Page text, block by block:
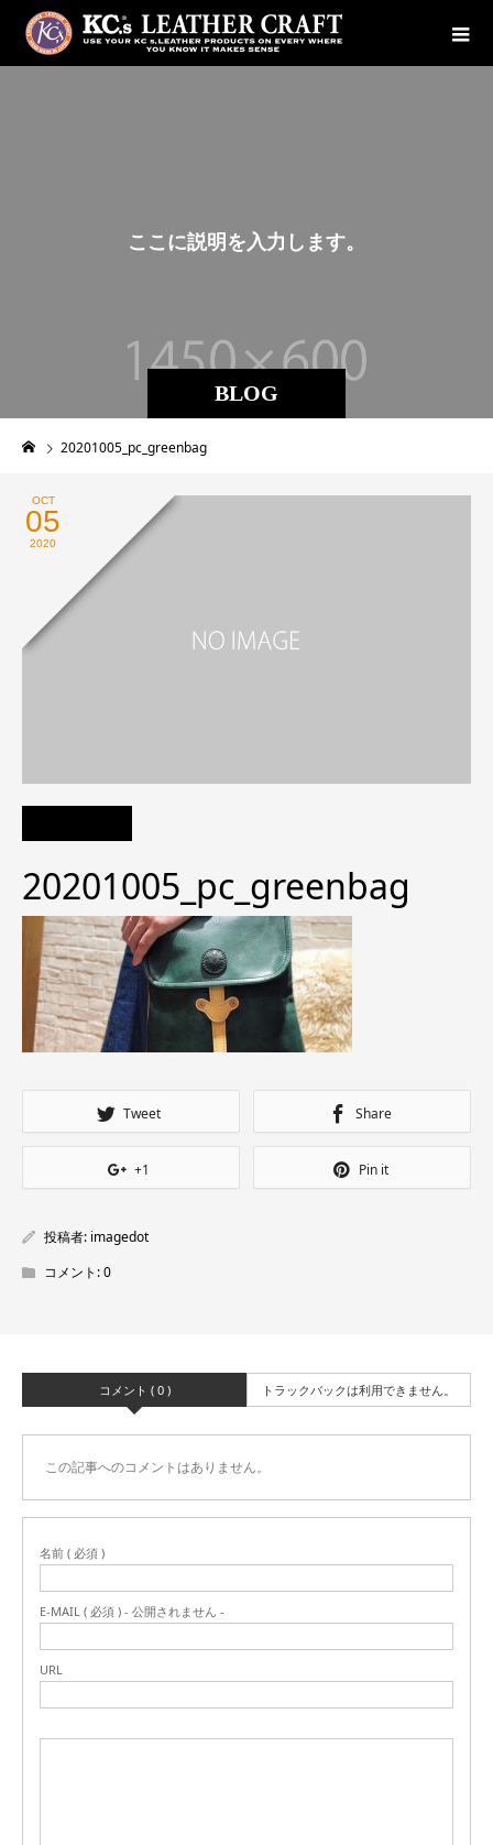
BLOG
こ こ に説明 を 入 力 し ま す。
20201005_pc_greenbag
OCT
05
2020
20201005_pc_greenbag
Tweet Share
+1 Pin it
投稿者: imagedot
コメント:0
コメント ( 0 ) トラックバックは利用できません。
この記事へのコメントはありません。
名前 ( 必須 )
E-MAIL ( 必須 ) - 公開されません -
URL